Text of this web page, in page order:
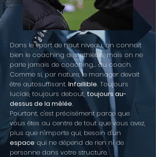
​Dans le sport de haut niveau, on connaît
bien le coaching des athlètes, mais on ne
parle jamais de coaching... du coach.
Comme si, par nature, le manager devait
être autosuffisant. Infaillible. Toujours
lucide, toujours debout, toujours au-
dessus de la mêlée.
Pourtant, c'est précisément parce que
vous êtes au centre de tout que vous avez,
plus que n'importe qui, besoin d'un
espace qui ne dépend de rien ni de
personne dans votre structure.